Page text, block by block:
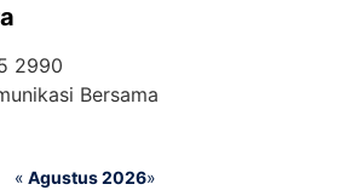
2990
Bersama
« Agustus 2026»